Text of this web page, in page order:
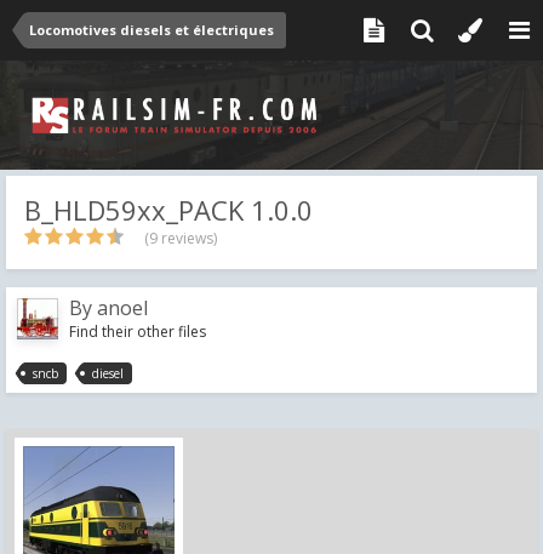
Locomotives diesels et électriques
B_HLD59xx_PACK 1.0.0
(9 reviews)
Byanoel
Find their other files
sncb diesel